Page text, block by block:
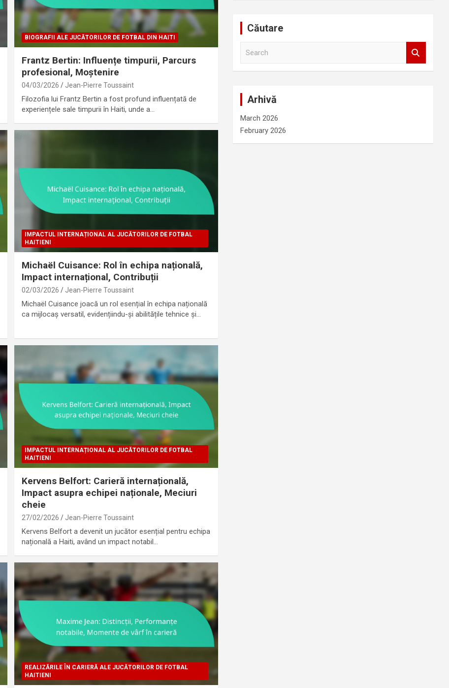
BIOGRAFII ALE JUCĂTORILOR DE FOTBAL DIN HAITI
Frantz Bertin: Influențe timpurii, Parcurs
profesional, Moștenire
04/03/2026 Jean-Pierre Toussaint
Filozofia lui Frantz Bertin a fost profund influențată de
experiențele sale timpurii în Haiti, unde a…
IMPACTUL INTERNAȚIONAL AL JUCĂTORILOR DE FOTBAL
HAITIENI
Michaël Cuisance: Rol în echipa națională,
Impact internațional, Contribuții
02/03/2026 Jean-Pierre Toussaint
Michaël Cuisance joacă un rol esențial în echipa națională
ca mijlocaș versatil, evidențiindu-și abilitățile tehnice și…
IMPACTUL INTERNAȚIONAL AL JUCĂTORILOR DE FOTBAL
HAITIENI
Kervens Belfort: Carieră internațională,
Impact asupra echipei naționale, Meciuri
cheie
27/02/2026 Jean-Pierre Toussaint
Kervens Belfort a devenit un jucător esențial pentru echipa
națională a Haiti, având un impact notabil…
REALIZĂRILE ÎN CARIERĂ ALE JUCĂTORILOR DE FOTBAL
HAITIENI
Căutare
Arhivă
March 2026
February 2026